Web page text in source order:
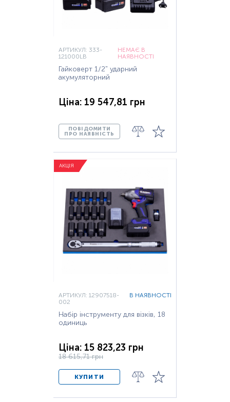
АРТИКУЛ: 333-
121000LB
НЕМАЄ В
НАЯВНОСТІ
Гайковерт 1/2" ударний
акумуляторний
Ціна: 19 547,81 грн
ПОВІДОМИТИ
ПРО НАЯВНІСТЬ
АКЦІЯ
АРТИКУЛ: 12907518-
002
В НАЯВНОСТІ
Набір інструменту для візків, 18
одиниць
Ціна: 15 823,23 грн
18 615,71 грн
КУПИТИ